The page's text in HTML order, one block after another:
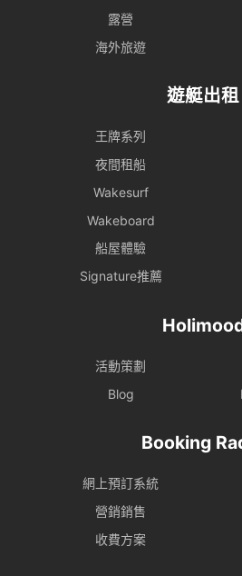
露營
海外旅遊
遊艇出租
王牌系列
夜間租船
Wakesurf
Wakeboard
船屋體驗
Signature推薦
活動策劃
Blog
Booking
網上預訂系統
營銷銷售
收費方案